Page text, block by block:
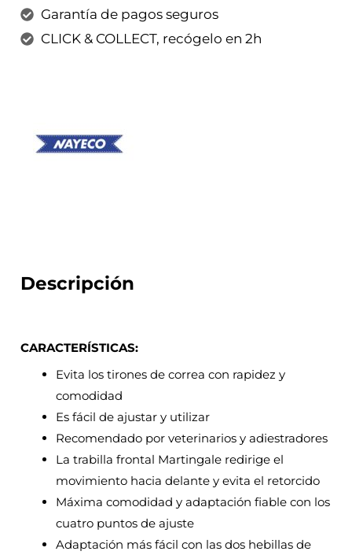
Garantía de pagos seguros
CLICK & COLLECT, recógelo en 2h
Descripción
CARACTERÍSTICAS:
Evita los tirones de correa con rapidez y
comodidad
Es fácil de ajustar y utilizar
Recomendado por veterinarios y adiestradores
La trabilla frontal Martingale redirige el
movimiento hacia delante y evita el retorcido
Máxima comodidad y adaptación fiable con los
cuatro puntos de ajuste
Adaptación más fácil con las dos hebillas de